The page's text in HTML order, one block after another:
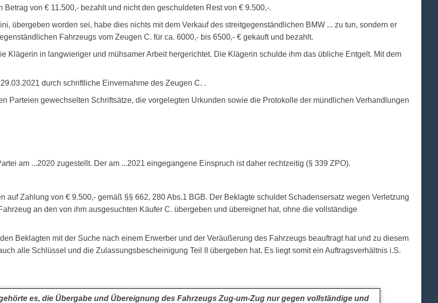
von € 11.500,- bezahlt und nicht den geschuldeten Rest von € 9.500,-.
übergeben worden sei, habe dies nichts mit dem Verkauf des streitgegenständlichen BMW ... zu tun, sondern er
Fahrzeugs vom Zeugen C. für ca. 6000,- bis 6500,- € gekauft und bezahlt.
Klägerin in langwieriger und mühsamer Arbeit hergerichtet. Die Klägerin schulde ihm das übliche Entgelt. Mit dem
durch schriftliche Einvernahme des Zeugen C. .
Parteien gewechselten Schriftsätze, die vorgelegten Urkunden sowie die Protokolle der mündlichen Verhandlungen
am ...2020 zugestellt. Der am ...2021 eingegangene Einspruch ist daher rechtzeitig (§ 339 ZPO).
auf Zahlung von € 9.500,- gemäß §§ 662, 280 Abs.1 BGB. Der Beklagte schuldet Schadensersatz wegen Verletzung
an den von ihm ausgesuchten Käufer C. übergeben und übereignet hat, ohne die vollständige
Beklagten mit der Suche nach einem Erwerber und der Veräußerung des Fahrzeugs beauftragt hat und zu diesem
alle Schlüssel und die Zulassungsbescheinigung Teil II übergeben hat. Es liegt somit ein Auftragsverhältnis i.S.
es, die Übergabe und Übereignung des Fahrzeugs Zug-um-Zug nur gegen vollständige und